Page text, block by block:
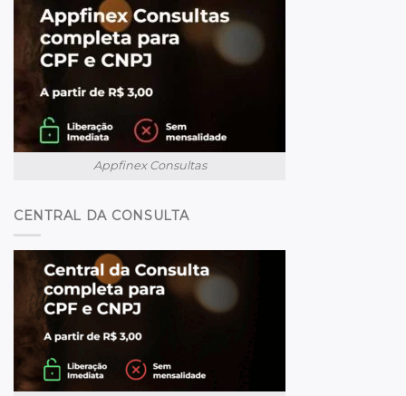
Appfinex Consultas
CENTRAL DA CONSULTA